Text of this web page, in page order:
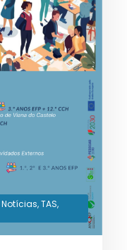
Notícias,TAS,